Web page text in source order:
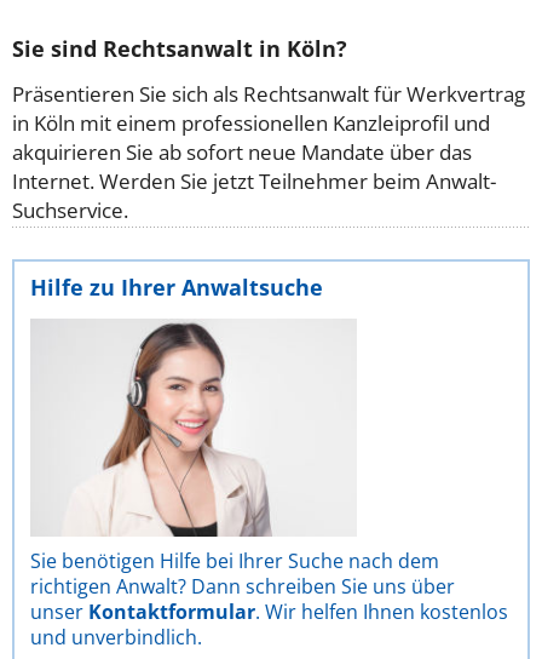
Sie sind Rechtsanwalt in Köln?
Präsentieren Sie sich als Rechtsanwalt für Werkvertrag
in Köln mit einem professionellen Kanzleiprofil und
akquirieren Sie ab sofort neue Mandate über das
Internet. Werden Sie jetzt Teilnehmer beim Anwalt-
Suchservice.
Hilfe zu Ihrer Anwaltsuche
Sie benötigen Hilfe bei Ihrer Suche nach dem
richtigen Anwalt? Dann schreiben Sie uns über
unser Kontaktformular. Wir helfen Ihnen kostenlos
und unverbindlich.